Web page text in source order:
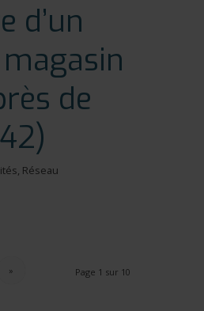
d’un
de
, Réseau
Page 1 sur 10
»